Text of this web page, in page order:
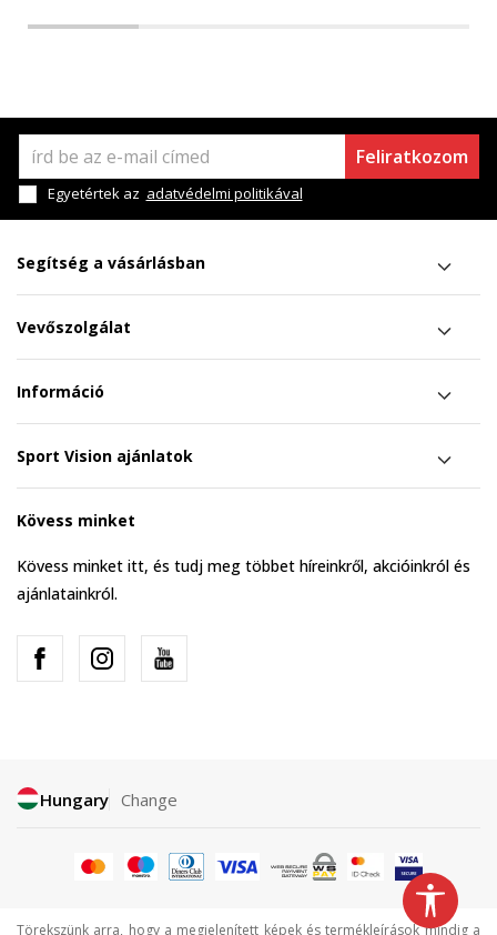
Feliratkozom
Egyetértek az adatvédelmi politikával
Segítség a vásárlásban
Vevőszolgálat
Információ
Sport Vision ajánlatok
Kövess minket
Kövess minket itt, és tudj meg többet híreinkről, akcióinkról és
ajánlatainkról.
Hungary Change
Törekszünk arra, hogy a megjelenített képek és termékleírások mindig a